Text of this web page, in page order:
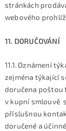
stránkách
webového
11. DORUČOVÁNÍ
11.1. Oznámení
zejména týkající
doručena poštou
v kupní smlouvě
příslušnou
doručené a